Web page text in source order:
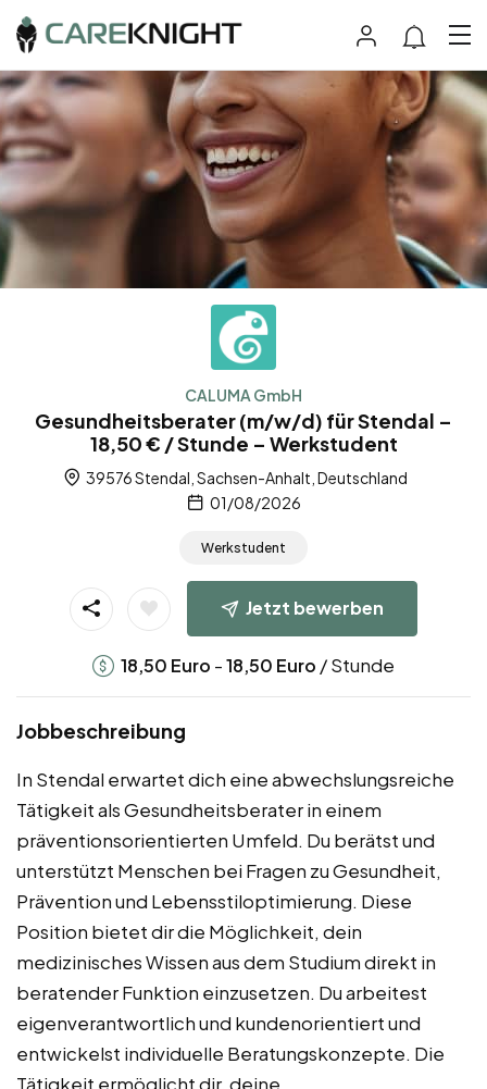
CALUMA GmbH
Gesundheitsberater (m/w/d) für Stendal –
18,50 € / Stunde – Werkstudent
39576 Stendal, Sachsen-Anhalt, Deutschland
01/08/2026
Werkstudent
Jetzt bewerben
18,50 Euro -18,50 Euro / Stunde
Jobbeschreibung
In Stendal erwartet dich eine abwechslungsreiche
Tätigkeit als Gesundheitsberater in einem
präventionsorientierten Umfeld. Du berätst und
unterstützt Menschen bei Fragen zu Gesundheit,
Prävention und Lebensstiloptimierung. Diese
Position bietet dir die Möglichkeit, dein
medizinisches Wissen aus dem Studium direkt in
beratender Funktion einzusetzen. Du arbeitest
eigenverantwortlich und kundenorientiert und
entwickelst individuelle Beratungskonzepte. Die
Tätigkeit ermöglicht dir, deine